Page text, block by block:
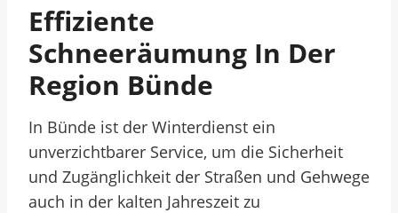
Effiziente
Schneeräumung In Der
Region Bünde
In Bünde ist der Winterdienst ein
unverzichtbarer Service, um die Sicherheit
und Zugänglichkeit der Straßen und Gehwege
auch in der kalten Jahreszeit zu